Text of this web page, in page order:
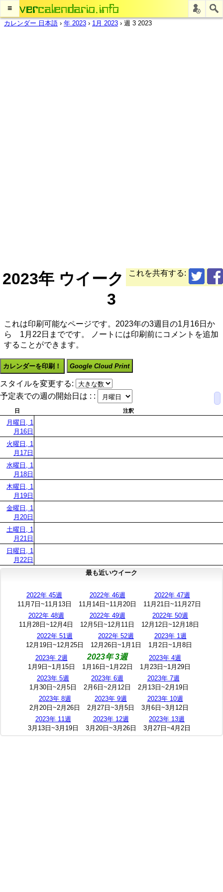
≡
カレンダー 日本語 › 年 2023 › 1月 2023 › 週 3 2023
これを共有する:
2023年 ウイーク
3
これは印刷可能なページです。2023年の3週目の1月16日か
ら 1月22日までです。 ノートには印刷前にコメントを追加
することができます。
カレンダーを印刷！ Google Cloud Print
スタイルを変更する:
予定表での週の開始日は : :
日 注釈
月曜日, 1
月16日
火曜日, 1
月17日
水曜日, 1
月18日
木曜日, 1
月19日
金曜日, 1
月20日
土曜日, 1
月21日
日曜日, 1
月22日
最も近いウイーク
2022年 45週
11月7日~11月13日
2022年 46週
11月14日~11月20日
2022年 47週
11月21日~11月27日
2022年 48週
11月28日~12月4日
2022年 49週
12月5日~12月11日
2022年 50週
12月12日~12月18日
2022年 51週
12月19日~12月25日
2022年 52週
12月26日~1月1日
2023年 1週
1月2日~1月8日
2023年 2週
1月9日~1月15日
2023年 3週
1月16日~1月22日
2023年 4週
1月23日~1月29日
2023年 5週
1月30日~2月5日
2023年 6週
2月6日~2月12日
2023年 7週
2月13日~2月19日
2023年 8週
2月20日~2月26日
2023年 9週
2月27日~3月5日
2023年 10週
3月6日~3月12日
2023年 11週
3月13日~3月19日
2023年 12週
3月20日~3月26日
2023年 13週
3月27日~4月2日